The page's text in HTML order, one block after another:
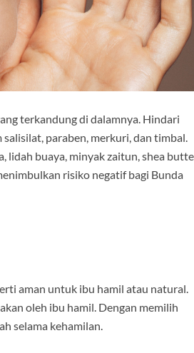
terkandung di dalamnya. Hindari
paraben, merkuri, dan timbal.
lidah buaya, minyak zaitun, shea
risiko negatif bagi Bunda
aman untuk ibu hamil atau natural.
oleh ibu hamil. Dengan memilih
selama kehamilan.